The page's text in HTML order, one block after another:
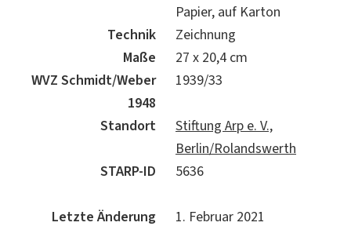
Papier, auf Karton
Technik
Zeichnung
Maße
27 x 20,4 cm
WVZ Schmidt/Weber
1948
1939/33
Standort
Stiftung Arp e. V.,
Berlin/Rolandswerth
STARP-ID
5636
Letzte Änderung 1. Februar 2021